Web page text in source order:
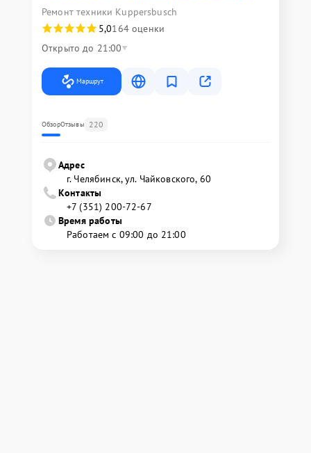
Ремонт техники Kuppersbusch
5,0164 оценки
Открыто до 21:00
Маршрут
ОбзорОтзывы 220
Адрес
г. Челябинск, ул. Чайковского, 60
Контакты
+7 (351) 200-72-67
Время работы
Работаем с 09:00 до 21:00